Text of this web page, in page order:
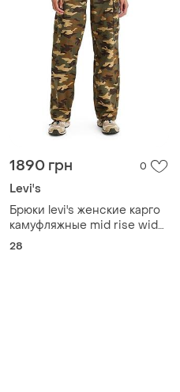
1890 грн 0
Levi's
Брюки levi's женские карго
камуфляжные mid rise wide
relaxed cargo pants размер
28